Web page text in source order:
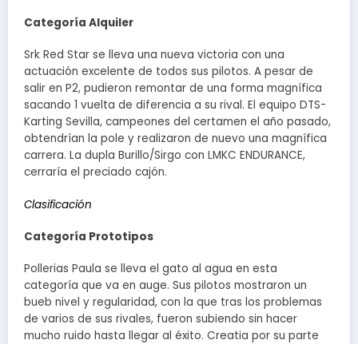
Categoría Alquiler
Srk Red Star se lleva una nueva victoria con una
actuación excelente de todos sus pilotos. A pesar de
salir en P2, pudieron remontar de una forma magnífica
sacando 1 vuelta de diferencia a su rival. El equipo DTS-
Karting Sevilla, campeones del certamen el año pasado,
obtendrían la pole y realizaron de nuevo una magnífica
carrera. La dupla Burillo/Sirgo con LMKC ENDURANCE,
cerraría el preciado cajón.
Clasificación
Categoría Prototipos
Pollerias Paula se lleva el gato al agua en esta
categoría que va en auge. Sus pilotos mostraron un
bueb nivel y regularidad, con la que tras los problemas
de varios de sus rivales, fueron subiendo sin hacer
mucho ruido hasta llegar al éxito. Creatia por su parte